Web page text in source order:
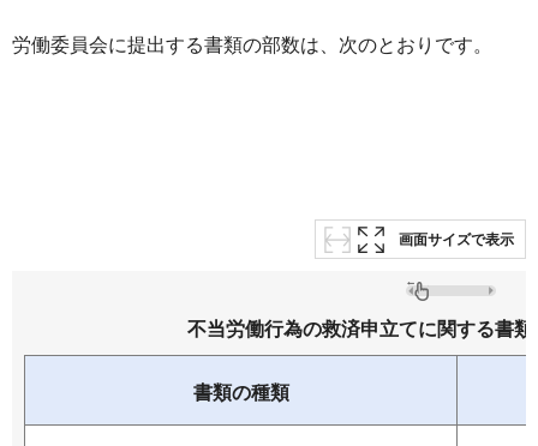
労働委員会に提出する書類の部数は、次のとおりです。
画面サイズで表示
不当労働行為の救済申立てに関する書
書類の種類